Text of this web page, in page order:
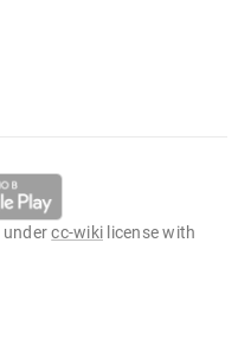
undercc-wiki license with